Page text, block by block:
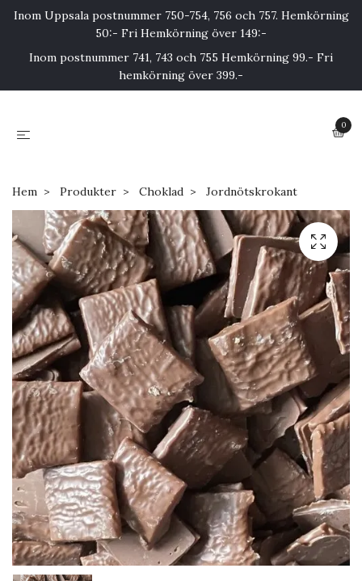
Inom Uppsala postnummer 750-754, 756 och 757. Hemkörning
50:- Fri Hemkörning över 149:-
Inom postnummer 741, 743 och 755 Hemkörning 99.- Fri
hemkörning över 399.-
0
Hem Produkter Choklad Jordnötskrokant